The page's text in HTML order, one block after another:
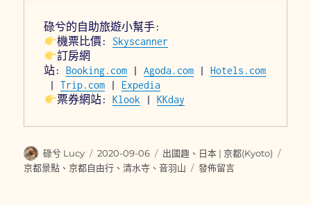
碌兮的自助旅遊小幫手:
機票比價: Skyscanner
訂房網
站: Booking.com | Agoda.com | Hotels.com
| Trip.com | Expedia
票券網站: Klook | KKday
作
者
碌兮 Lucy
發
佈
2020-09-06
分
類
出國趣 、 日本 | 京都(Kyoto)
京都景點 、京都自由行 、清水寺 、音羽山
在
發佈留言